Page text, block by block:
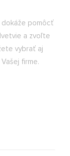
dokáže pomôcť
a zvoľte
vybrať aj
firme.